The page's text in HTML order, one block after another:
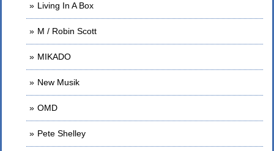
Living In A Box
M / Robin Scott
MIKADO
New Musik
OMD
Pete Shelley